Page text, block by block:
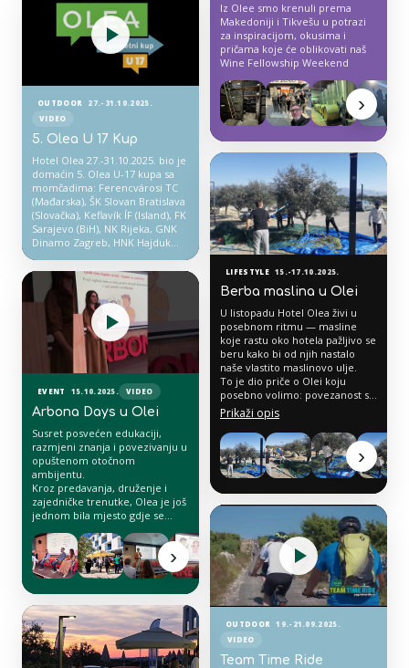
konkretan susret s vizijom
Tikveša, od tradicije i terroira
do ljudi koji oblikuju njegov
regionalni i međunarodni
Iz Olee smo krenuli prema
Makedoniji i Tikvešu u potrazi
za inspiracijom, okusima i
pričama koje će oblikovati naš
Wine Fellowship Weekend
›
OUTDOOR
27.-31.10.2025.
VIDEO
5. Olea U 17 Kup
Hotel Olea 27.-31.10.2025. bio je
domaćin 5. Olea U-17 kupa sa
momčadima: Ferencvárosi TC
(Mađarska), ŠK Slovan Bratislava
(Slovačka), Keflavík ÍF (Island), FK
Sarajevo (BiH), NK Rijeka, GNK
Dinamo Zagreb, HNK Hajduk
Split, NK Osijek
LIFESTYLE 15.-17.10.2025.
Berba maslina u Olei
U listopadu Hotel Olea živi u
posebnom ritmu — masline
koje rastu oko hotela pažljivo se
beru kako bi od njih nastalo
naše vlastito maslinovo ulje.
To je dio priče o Olei koju
posebno volimo: povezanost s
otokom Pagom, lokalnom
prirodom i autentičnim
okusima koje želimo prenijeti
svakom gostu. Od masline do
ulja, od dvorišta hotela do stola.
Olea njeguje ono što raste
upravo ovdje, pod paškim
suncem.
Prikaži opis
›
EVENT 15.10.2025. VIDEO
Arbona Days u Olei
Susret posvećen edukaciji,
razmjeni znanja i povezivanju u
opuštenom otočnom
ambijentu.
Kroz predavanja, druženje i
zajedničke trenutke, Olea je još
jednom bila mjesto gdje se
inspiracijom, morem i paškim
ugođajem.
›
OUTDOOR 19.-21.09.2025.
VIDEO
Team Time Ride